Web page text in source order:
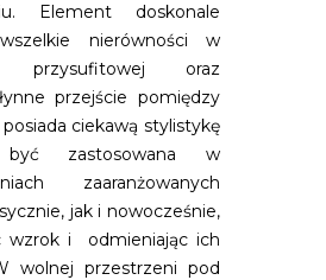
Element doskonale
nierówności w
przysufitowej oraz
przejście pomiędzy
ciekawą stylistykę
zastosowana w
zaaranżowanych
jak i nowocześnie,
wzrok i odmieniając ich
wolnej przestrzeni pod